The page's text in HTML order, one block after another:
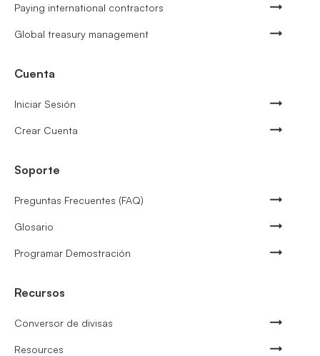
Paying international contractors
Global treasury management
Cuenta
Iniciar Sesión
Crear Cuenta
Soporte
Preguntas Frecuentes (FAQ)
Glosario
Programar Demostración
Recursos
Conversor de divisas
Resources